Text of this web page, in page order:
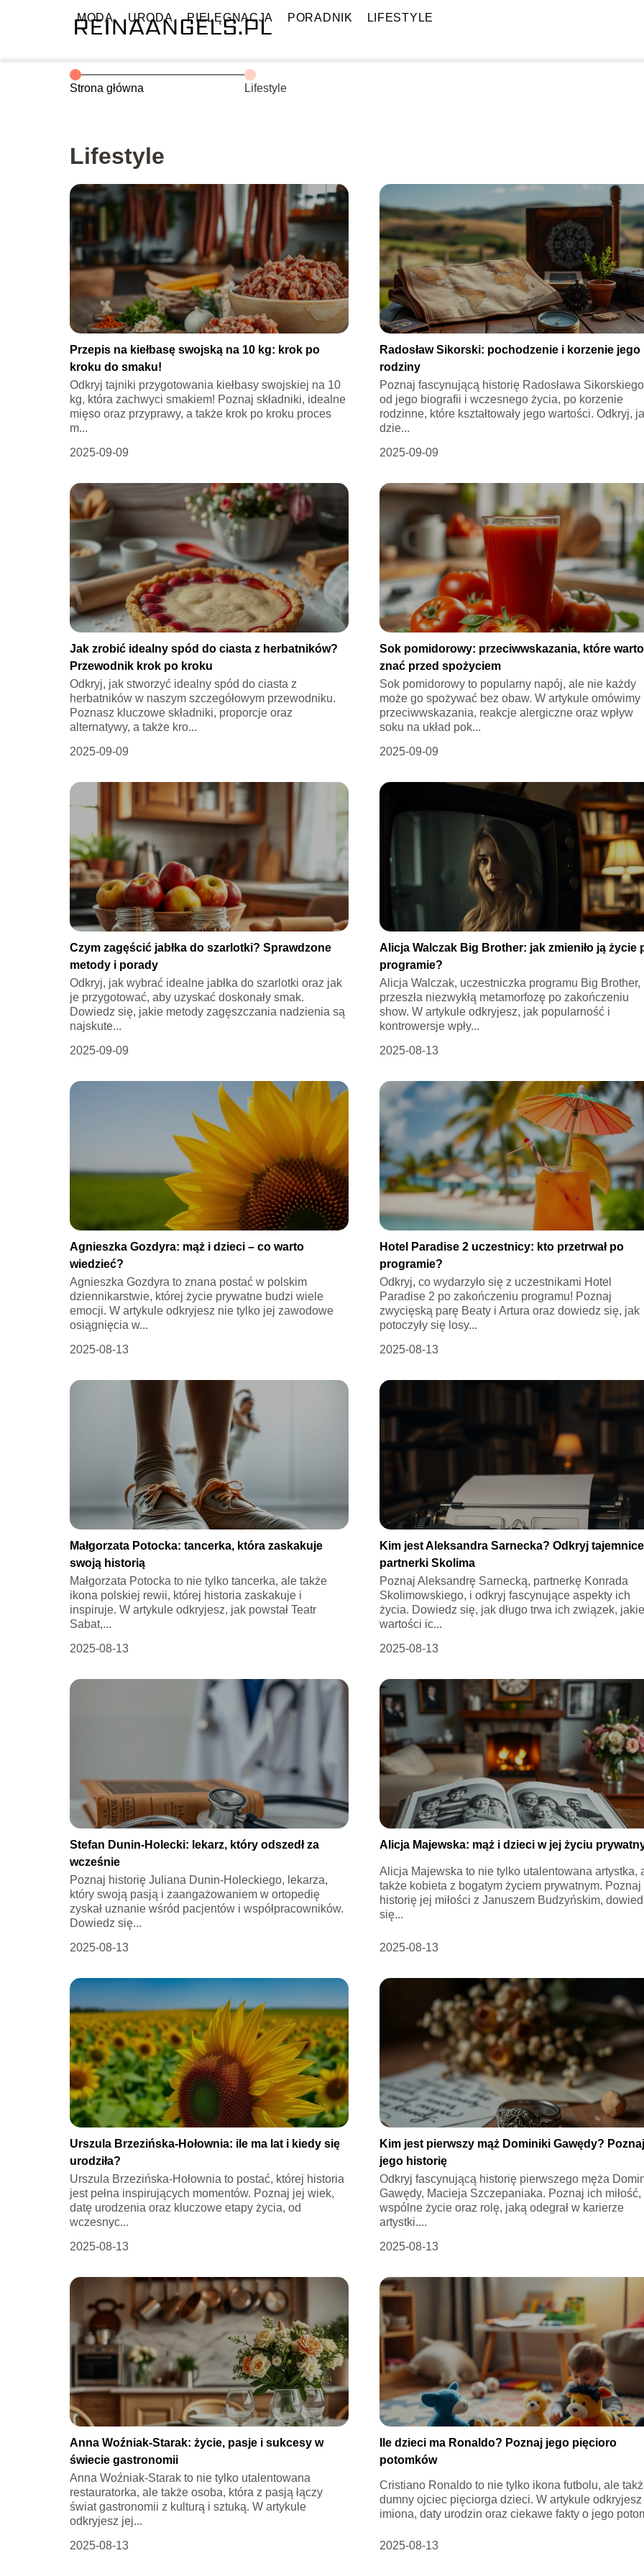
MODA URODA PIELĘGNACJA PORADNIK LIFESTYLE
Strona główna Lifestyle
Lifestyle
Przepis na kiełbasę swojską na 10 kg: krok po
kroku do smaku!
Odkryj tajniki przygotowania kiełbasy swojskiej na 10
kg, która zachwyci smakiem! Poznaj składniki, idealne
mięso oraz przyprawy, a także krok po kroku proces
m...
2025-09-09
Radosław Sikorski: pochodzenie i korzenie jego
rodziny
Poznaj fascynującą historię Radosława
od jego biografii i wczesnego życia, po korzenie
rodzinne, które kształtowały jego wartości. Odkryj,
dzie...
2025-09-09
Jak zrobić idealny spód do ciasta z herbatników?
Przewodnik krok po kroku
Odkryj, jak stworzyć idealny spód do ciasta z
herbatników w naszym szczegółowym przewodniku.
Poznasz kluczowe składniki, proporcje oraz
alternatywy, a także kro...
2025-09-09
Sok pomidorowy: przeciwwskazania, które warto
znać przed spożyciem
Sok pomidorowy to popularny napój, ale nie każdy
może go spożywać bez obaw. W artykule omówimy
przeciwwskazania, reakcje alergiczne oraz wpływ
soku na układ pok...
2025-09-09
Czym zagęścić jabłka do szarlotki? Sprawdzone
metody i porady
Odkryj, jak wybrać idealne jabłka do szarlotki oraz jak
je przygotować, aby uzyskać doskonały smak.
Dowiedz się, jakie metody zagęszczania nadzienia są
najskute...
2025-09-09
Alicja Walczak Big Brother: jak zmieniło ją życie
programie?
Alicja Walczak, uczestniczka programu Big Brother,
przeszła niezwykłą metamorfozę po zakończeniu
show. W artykule odkryjesz, jak popularność i
kontrowersje wpły...
2025-08-13
Agnieszka Gozdyra: mąż i dzieci – co warto
wiedzieć?
Agnieszka Gozdyra to znana postać w polskim
dziennikarstwie, której życie prywatne budzi wiele
emocji. W artykule odkryjesz nie tylko jej zawodowe
osiągnięcia w...
2025-08-13
Hotel Paradise 2 uczestnicy: kto przetrwał po
programie?
Odkryj, co wydarzyło się z uczestnikami Hotel
Paradise 2 po zakończeniu programu! Poznaj
zwycięską parę Beaty i Artura oraz dowiedz się, jak
potoczyły się losy...
2025-08-13
Małgorzata Potocka: tancerka, która zaskakuje
swoją historią
Małgorzata Potocka to nie tylko tancerka, ale także
ikona polskiej rewii, której historia zaskakuje i
inspiruje. W artykule odkryjesz, jak powstał Teatr
Sabat,...
2025-08-13
Kim jest Aleksandra Sarnecka? Odkryj tajemnice
partnerki Skolima
Poznaj Aleksandrę Sarnecką, partnerkę Konrada
Skolimowskiego, i odkryj fascynujące aspekty ich
życia. Dowiedz się, jak długo trwa ich związek,
wartości ic...
2025-08-13
Stefan Dunin-Holecki: lekarz, który odszedł za
wcześnie
Poznaj historię Juliana Dunin-Holeckiego, lekarza,
który swoją pasją i zaangażowaniem w ortopedię
zyskał uznanie wśród pacjentów i współpracowników.
Dowiedz się...
2025-08-13
Alicja Majewska: mąż i dzieci w jej życiu
Alicja Majewska to nie tylko utalentowana artystka,
także kobieta z bogatym życiem prywatnym. Poznaj
historię jej miłości z Januszem Budzyńskim,
się...
2025-08-13
Urszula Brzezińska-Hołownia: ile ma lat i kiedy się
urodziła?
Urszula Brzezińska-Hołownia to postać, której historia
jest pełna inspirujących momentów. Poznaj jej wiek,
datę urodzenia oraz kluczowe etapy życia, od
wczesnyc...
2025-08-13
Kim jest pierwszy mąż Dominiki Gawędy?
jego historię
Odkryj fascynującą historię pierwszego męża
Gawędy, Macieja Szczepaniaka. Poznaj ich miłość,
wspólne życie oraz rolę, jaką odegrał w karierze
artystki....
2025-08-13
Anna Woźniak-Starak: życie, pasje i sukcesy w
świecie gastronomii
Anna Woźniak-Starak to nie tylko utalentowana
restauratorka, ale także osoba, która z pasją łączy
świat gastronomii z kulturą i sztuką. W artykule
odkryjesz jej...
2025-08-13
Ile dzieci ma Ronaldo? Poznaj jego pięcioro
potomków
Cristiano Ronaldo to nie tylko ikona futbolu, ale
dumny ojciec pięciorga dzieci. W artykule odkryjesz
imiona, daty urodzin oraz ciekawe fakty o jego
2025-08-13